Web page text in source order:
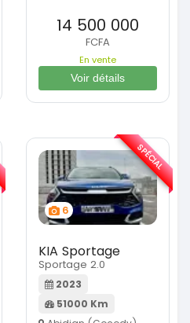
14 500 000
FCFA
En vente
Voir détails
6
KIA Sportage
Sportage 2.0
2023
51000 Km
SPÉCIAL